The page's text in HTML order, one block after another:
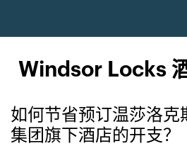
Windsor Locks
如何节省预订温莎洛克
集团旗下酒店的开支？